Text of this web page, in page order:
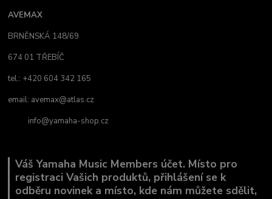
AVEMAX
BRNĚNSKÁ 148/69
674 01 TŘEBÍČ
tel.: +420 604 342 165
email: avemax@atlas.cz
info@yamaha-shop.cz
Váš Yamaha Music Members účet. Místo pro
registraci Vašich produktů, přihlášení se k
odběru novinek a místo, kde nám můžete sdělit,